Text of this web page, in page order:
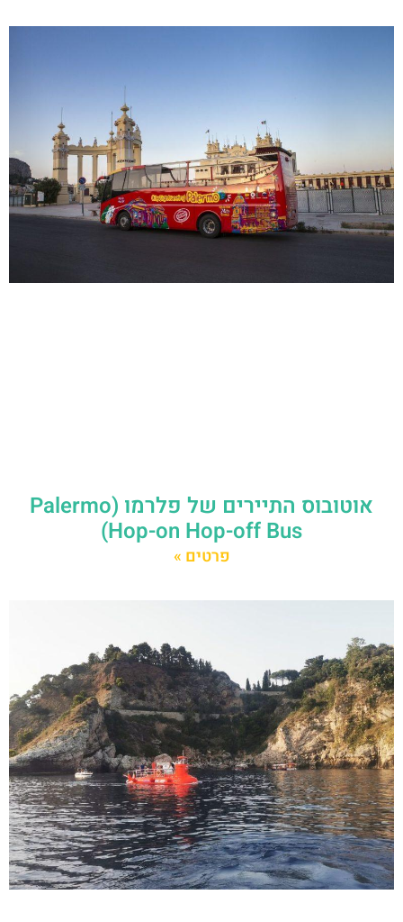
אוטובוס התיירים של פלרמו (Palermo
Hop-on Hop-off Bus)
פרטים »